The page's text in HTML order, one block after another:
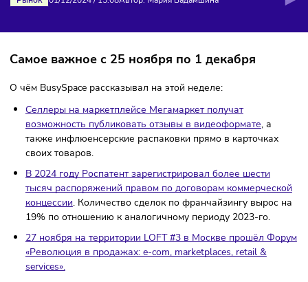
НЕДЕЛИ
Рынок 01/12/2024/15:08Автор: Мария Бадамшина
Самое важное с 25 ноября по 1 декабря
О чём BusySpace рассказывал на этой неделе:
Селлеры на маркетплейсе Мегамаркет получат
возможность публиковать отзывы в видеоформате
также инфлюенсерские распаковки прямо в
своих товаров.
В 2024 году Роспатент зарегистрировал более шести
тысяч распоряжений правом по договорам
концессии. Количество сделок по франчайзингу